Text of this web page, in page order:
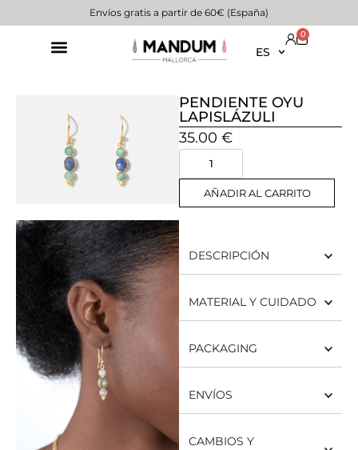
Envíos gratis a partir de 60€ (España)
ES
0
PENDIENTE OYU
LAPISLÁZULI
35.00 €
AÑADIR AL CARRITO
DESCRIPCIÓN
MATERIAL Y CUIDADO
PACKAGING
ENVÍOS
CAMBIOS Y